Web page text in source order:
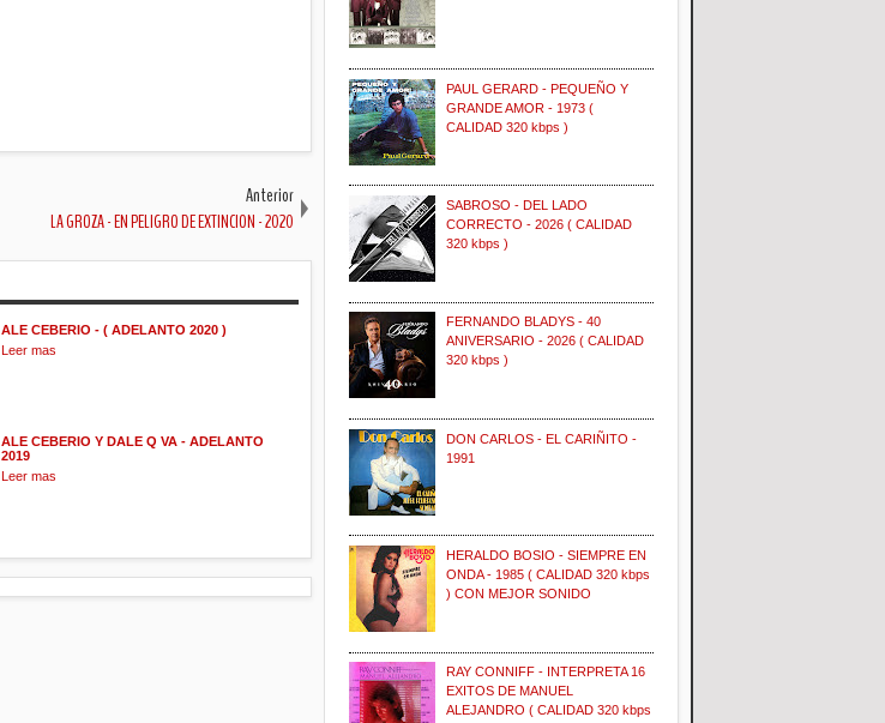
Anterior
LA GROZA - EN PELIGRO DE EXTINCION - 2020
ALE CEBERIO - ( ADELANTO 2020 )
Leer mas
ALE CEBERIO Y DALE Q VA - ADELANTO
2019
Leer mas
PAUL GERARD - PEQUEÑO Y
GRANDE AMOR - 1973 (
CALIDAD 320 kbps )
SABROSO - DEL LADO
CORRECTO - 2026 ( CALIDAD
320 kbps )
FERNANDO BLADYS - 40
ANIVERSARIO - 2026 ( CALIDAD
320 kbps )
DON CARLOS - EL CARIÑITO -
1991
HERALDO BOSIO - SIEMPRE EN
ONDA - 1985 ( CALIDAD 320 kbps
) CON MEJOR SONIDO
RAY CONNIFF - INTERPRETA 16
EXITOS DE MANUEL
ALEJANDRO ( CALIDAD 320 kbps